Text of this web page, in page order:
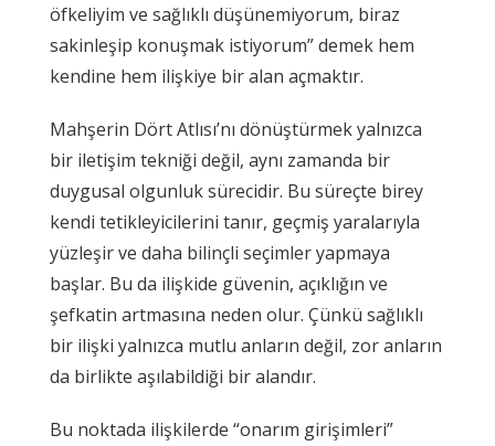
öfkeliyim ve sağlıklı düşünemiyorum, biraz
sakinleşip konuşmak istiyorum” demek hem
kendine hem ilişkiye bir alan açmaktır.
Mahşerin Dört Atlısı’nı dönüştürmek yalnızca
bir iletişim tekniği değil, aynı zamanda bir
duygusal olgunluk sürecidir. Bu süreçte birey
kendi tetikleyicilerini tanır, geçmiş yaralarıyla
yüzleşir ve daha bilinçli seçimler yapmaya
başlar. Bu da ilişkide güvenin, açıklığın ve
şefkatin artmasına neden olur. Çünkü sağlıklı
bir ilişki yalnızca mutlu anların değil, zor anların
da birlikte aşılabildiği bir alandır.
Bu noktada ilişkilerde “onarım girişimleri”